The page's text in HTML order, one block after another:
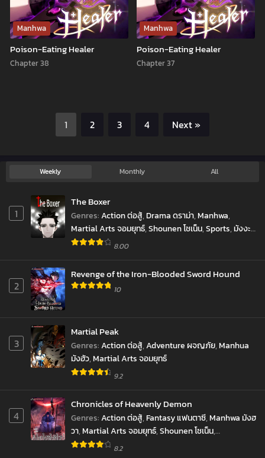
Manhwa
Poison-Eating Healer
Chapter 38
Manhwa
Poison-Eating Healer
Chapter 37
1 2 3 4 Next »
Weekly Monthly All
1
The Boxer
Genres:Action ต่อสู้,Drama ดราม่า,Manhwa,
Martial Arts จอมยุทธ์,Shounen โชเน็น,Sports,มังงะ
เกาหลี,มังฮวา8.00
2
Revenge of the Iron-Blooded Sword Hound
10
3
Martial Peak
Genres:Action ต่อสู้,Adventure ผจญภัย,Manhua
มังฮัว,Martial Arts จอมยุทธ์
9.2
4
Chronicles of Heavenly Demon
Genres:Action ต่อสู้,Fantasy แฟนตาซี,Manhwa มังฮ
วา,Martial Arts จอมยุทธ์,Shounen โชเน็น,
Supernatural เหนือธรรมชาติ
8.2